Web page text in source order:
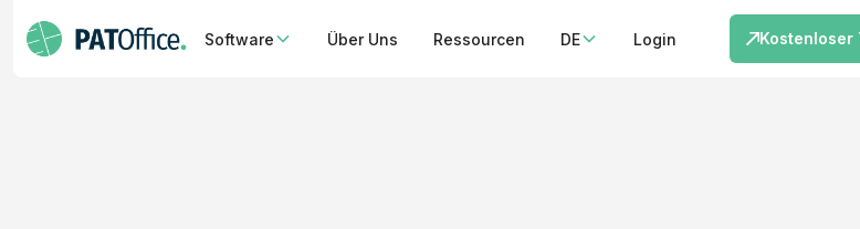
Software Über Uns Ressourcen DE Login Kostenloser